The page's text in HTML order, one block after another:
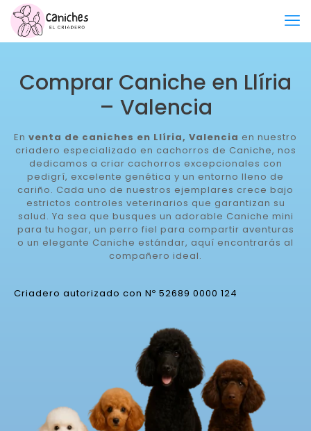
Comprar Caniche en Llíria
– Valencia
En venta de caniches en Llíria, Valencia en nuestro
criadero especializado en cachorros de Caniche, nos
dedicamos a criar cachorros excepcionales con
pedigrí, excelente genética y un entorno lleno de
cariño. Cada uno de nuestros ejemplares crece bajo
estrictos controles veterinarios que garantizan su
salud. Ya sea que busques un adorable Caniche mini
para tu hogar, un perro fiel para compartir aventuras
o un elegante Caniche estándar, aquí encontrarás al
compañero ideal.
Criadero autorizado con Nº 52689 0000 124